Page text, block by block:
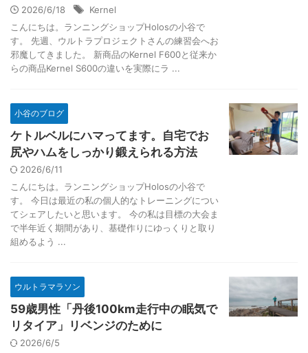
2026/6/18
Kernel
こんにちは。ランニングショップHolosの小谷で
す。 先週、ウルトラプロジェクトさんの練習会へお
邪魔してきました。 新商品のKernel F600と従来か
らの商品Kernel S600の違いを実際にラ ...
小谷のブログ
ケトルベルにハマってます。自宅でお
尻やハムをしっかり鍛えられる方法
2026/6/11
こんにちは。ランニングショップHolosの小谷で
す。 今日は最近の私の個人的なトレーニングについ
てシェアしたいと思います。 今の私は目標の大会ま
で半年近く期間があり、基礎作りにゆっくりと取り
組めるよう ...
ウルトラマラソン
59歳男性「丹後100km走行中の眠気で
リタイア」リベンジのために
2026/6/5